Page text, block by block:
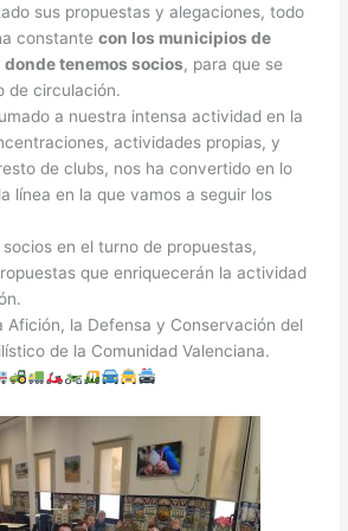
sus propuestas y alegaciones, todo
constantecon los municipios de
tenemos socios, para que se
de circulación.
a nuestra intensa actividad en la
actividades propias, y
de clubs, nos ha convertido en lo
línea en la que vamos a seguir los
en el turno de propuestas,
que enriquecerán la actividad
Afición, la Defensa y Conservación del
de la Comunidad Valenciana.